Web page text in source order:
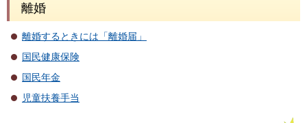
離婚
離婚するときには「離婚届」
国民健康保険
国民年金
児童扶養手当